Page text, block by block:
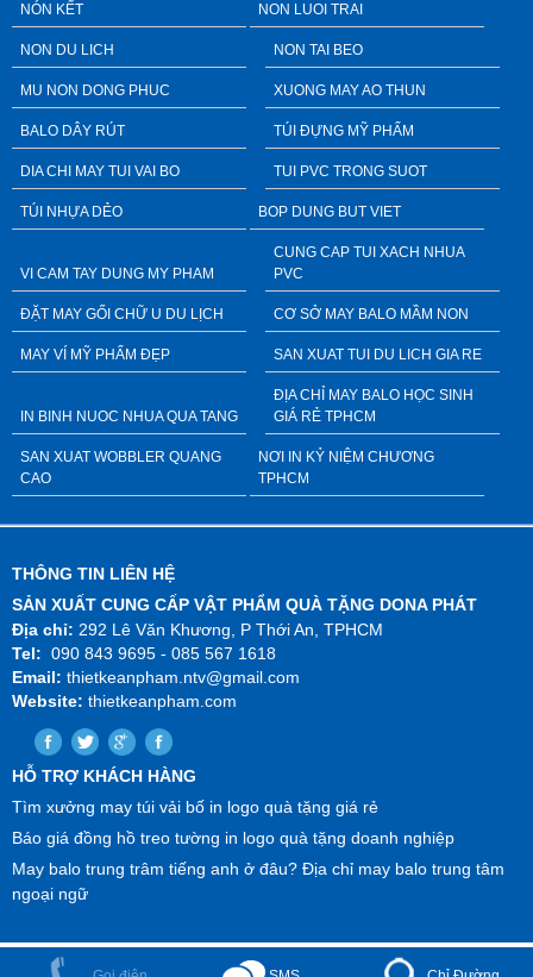
NÓN KẾT NON LUOI TRAI
NON DU LICH NON TAI BEO
MU NON DONG PHUC XUONG MAY AO THUN
BALO DÂY RÚT TÚI ĐỰNG MỸ PHẨM
DIA CHI MAY TUI VAI BO TUI PVC TRONG SUOT
TÚI NHỰA DẺO BOP DUNG BUT VIET
VI CAM TAY DUNG MY PHAM
CUNG CAP TUI XACH NHUA
PVC
ĐẶT MAY GỐI CHỮ U DU LỊCH CƠ SỞ MAY BALO MẦM NON
MAY VÍ MỸ PHẨM ĐẸP SAN XUAT TUI DU LICH GIA RE
IN BINH NUOC NHUA QUA TANG
ĐỊA CHỈ MAY BALO HỌC SINH
GIÁ RẺ TPHCM
SAN XUAT WOBBLER QUANG
CAO
NƠI IN KỶ NIỆM CHƯƠNG
TPHCM
THÔNG TIN LIÊN HỆ
SẢN XUẤT CUNG CẤP VẬT PHẨM QUÀ TẶNG DONA PHÁT
Địa chỉ: 292 Lê Văn Khương, P Thới An, TPHCM
Tel: 090 843 9695 - 085 567 1618
Email: thietkeanpham.ntv@gmail.com
Website: thietkeanpham.com
HỖ TRỢ KHÁCH HÀNG
Tìm xưởng may túi vải bố in logo quà tặng giá rẻ
Báo giá đồng hồ treo tường in logo quà tặng doanh nghiệp
May balo trung trâm tiếng anh ở đâu? Địa chỉ may balo trung tâm
ngoại ngữ